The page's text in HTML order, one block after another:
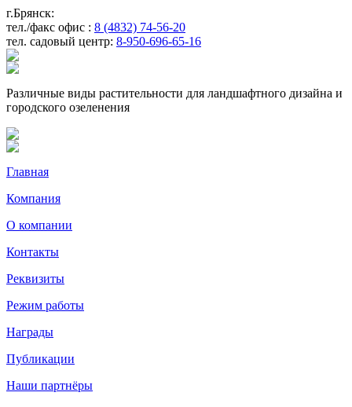
г.Брянск:
тел./факс офис : 8 (4832) 74-56-20
тел. садовый центр: 8-950-696-65-16
Различные виды растительности для ландшафтного дизайна и
городского озеленения
Главная
Компания
О компании
Контакты
Реквизиты
Режим работы
Награды
Публикации
Наши партнёры